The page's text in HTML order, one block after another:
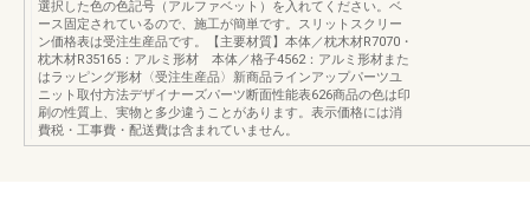
選択した色の色記号（アルファベット）を入れてください。ベ
ース固定されているので、施工が簡単です。スリットスクリー
ン価格表は受注生産品です。【主要材質】本体／枕木材R7070・
枕木材R35165：アルミ形材 本体／格子4562：アルミ形材また
はラッピング形材〈受注生産品〉新商品ラインアップパーツユ
ニット取付方法デザイナーズパーツ断面性能表626商品の色は印
刷の性質上、実物と多少違うことがあります。表示価格には消
費税・工事費・配送費は含まれていません。